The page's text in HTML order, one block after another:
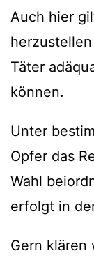
Auch hier
Täter
können.
Unter
Opfer das
Wahl
erfolgt in
Gern klären